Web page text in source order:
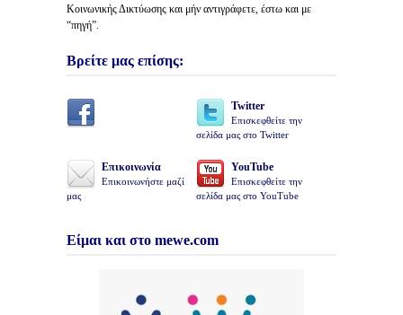
Κοινωνικής Δικτύωσης και μήν αντιγράφετε, έστω και με
“πηγή”.
Βρείτε μας επίσης:
Twitter
Επισκεφθείτε την
σελίδα μας στο Twitter
Επικοινωνία
Επικοινωνήστε μαζί
μας
YouTube
Επισκεφθείτε την
σελίδα μας στο YouTube
Είμαι και στο mewe.com